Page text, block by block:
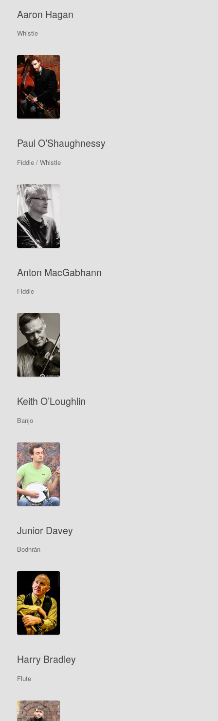
Aaron Hagan
Whistle
Paul O’Shaughnessy
Fiddle / Whistle
Anton MacGabhann
Fiddle
Keith O’Loughlin
Banjo
Junior Davey
Bodhrán
Harry Bradley
Flute